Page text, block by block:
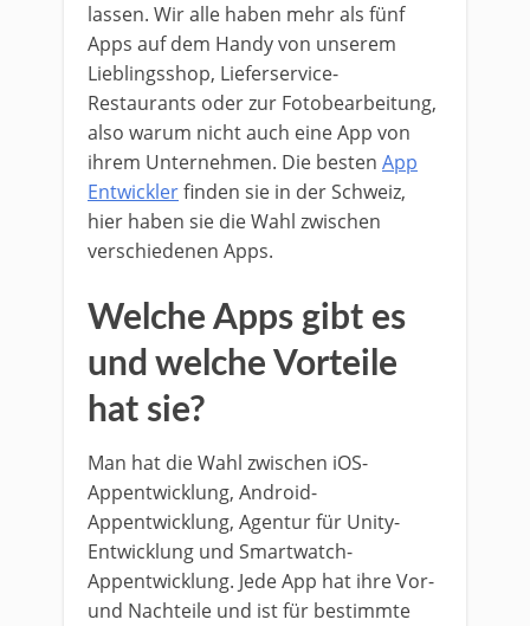
lassen. Wir alle haben mehr als fünf
Apps auf dem Handy von unserem
Lieblingsshop, Lieferservice-
Restaurants oder zur Fotobearbeitung,
also warum nicht auch eine App von
ihrem Unternehmen. Die besten App
Entwicklerfinden sie in der Schweiz,
hier haben sie die Wahl zwischen
verschiedenen Apps.
Welche Apps gibt es
und welche Vorteile
hat sie?
Man hat die Wahl zwischen iOS-
Appentwicklung, Android-
Appentwicklung, Agentur für Unity-
Entwicklung und Smartwatch-
Appentwicklung. Jede App hat ihre Vor-
und Nachteile und ist für bestimmte